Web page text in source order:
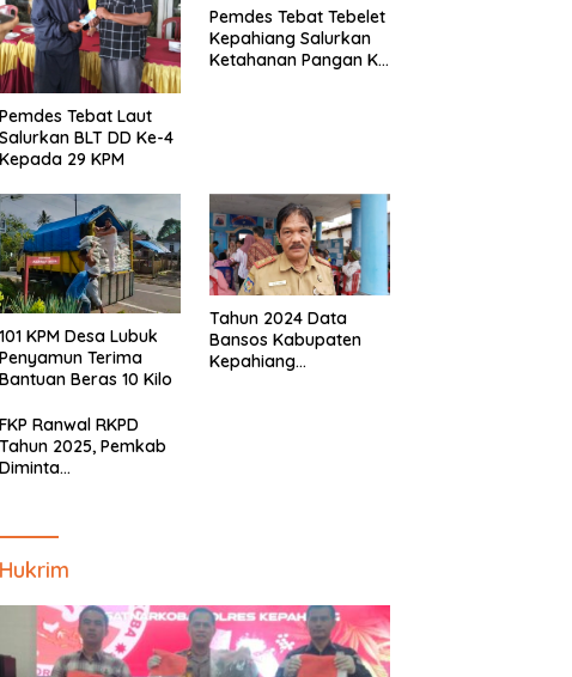
Pemdes Tebat Laut
Salurkan BLT DD Ke-4
Kepada 29 KPM
Pemdes Tebat Tebelet
Kepahiang Salurkan
Ketahanan Pangan Ke
101 KPM Desa Lubuk
Penyamun Terima
Bantuan Beras 10 Kilo
Tahun 2024 Data
Bansos Kabupaten
Kepahiang
FKP Ranwal RKPD
Tahun 2025, Pemkab
Diminta
Kepahiang
Hukrim